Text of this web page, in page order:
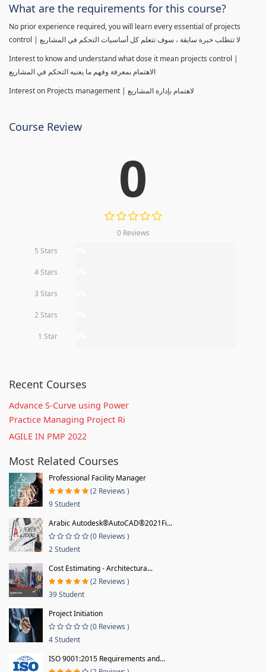
What are the requirements for this course?
No prior experience required, you will learn every essential of projects
control | لا تتطلب خبرة سابقة ، سوف تتعلم كل أساسيات التحكم في المشاريع
Interest to know and understand what dose it mean projects control |
الاهتمام بمعرفة وفهم ما يعنيه التحكم في المشاريع
Interest on Projects management | لاهتمام بإدارة المشاريع
Course Review
0
0 Reviews
5 Stars
4 Stars
3 Stars
2 Stars
1 Star
Recent Courses
Advance S-Curve using Power
Practice Managing Project Ri
AGILE IN PMP 2022
Most Related Courses
Professional Facility Manager
(2 Reviews )
9 Student
Arabic Autodesk®AutoCAD®2021Fi...
(0 Reviews )
2 Student
Cost Estimating - Architectura...
(2 Reviews )
39 Student
Project Initiation
(0 Reviews )
4 Student
ISO 9001:2015 Requirements and...